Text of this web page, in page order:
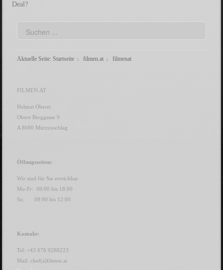
Deal?
Aktuelle Seite: Startseite filmen.at filmenat
FILMEN.AT
Helmut Oberer
Obere Berggasse 9
A 8680 Mürzzuschlag
Öffnugszeiten:
Wir sind für Sie erreichbar
Mo-Fr: 09:00 bis 18:00
Sa: 09:00 bis 12:00
Kontakt:
Tel: +43 676 9288223
Mail: chef(a)filmen.at